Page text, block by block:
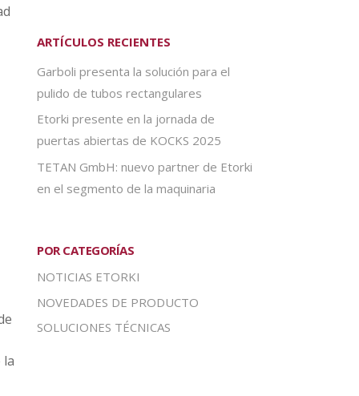
la
ARTÍCULOS RECIENTES
Garboli presenta la solución para el
pulido de tubos rectangulares
Etorki presente en la jornada de
puertas abiertas de KOCKS 2025
TETAN GmbH: nuevo partner de Etorki
en el segmento de la maquinaria
POR CATEGORÍAS
NOTICIAS ETORKI
NOVEDADES DE PRODUCTO
SOLUCIONES TÉCNICAS